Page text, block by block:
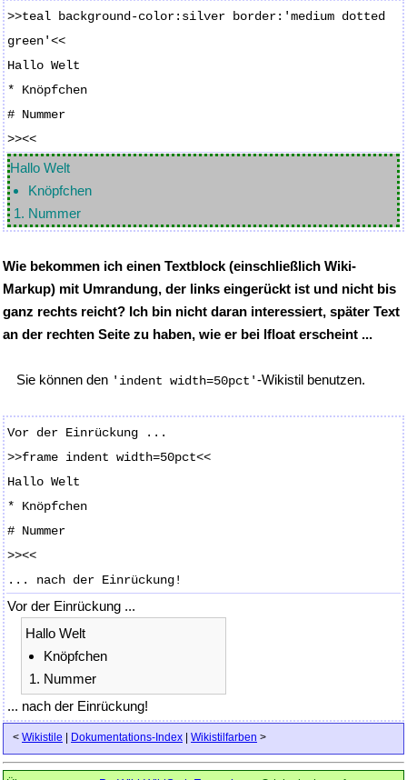
>>teal background-color:silver border:'medium dotted
green'<<
Hallo Welt
* Knöpfchen
# Nummer
>><<
Hallo Welt
Knöpfchen
Nummer
Wie bekommen ich einen Textblock (einschließlich Wiki-
Markup) mit Umrandung, der links eingerückt ist und nicht bis
ganz rechts reicht? Ich bin nicht daran interessiert, später Text
an der rechten Seite zu haben, wie er bei lfloat erscheint ...
Sie können den 'indent width=50pct'-Wikistil benutzen.
Vor der Einrückung ...
>>frame indent width=50pct<<
Hallo Welt
* Knöpfchen
# Nummer
>><<
... nach der Einrückung!
Vor der Einrückung ...
Hallo Welt
Knöpfchen
Nummer
... nach der Einrückung!
< Wikistile Dokumentations-Index Wikistilfarben >